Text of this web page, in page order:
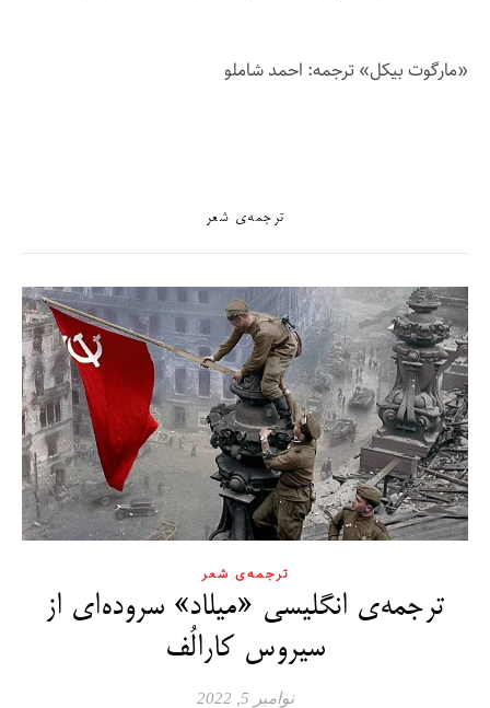
«مارگوت بیکل» ترجمه: احمد شاملو
ترجمه‌ی شعر
ترجمه‌ی شعر
ترجمه‌ی انگلیسی «میلاد» سروده‌ای از
سیروس کارالُف
نوامبر 5, 2022